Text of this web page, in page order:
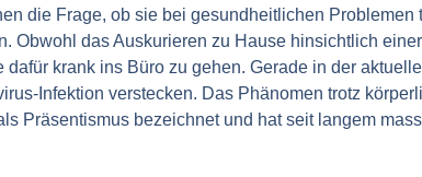
die Frage, ob sie bei gesundheitlichen Problemen
Obwohl das Auskurieren zu Hause hinsichtlich
krank ins Büro zu gehen. Gerade in der
Infektion verstecken. Das Phänomen trotz
Präsentismus bezeichnet und hat seit langem